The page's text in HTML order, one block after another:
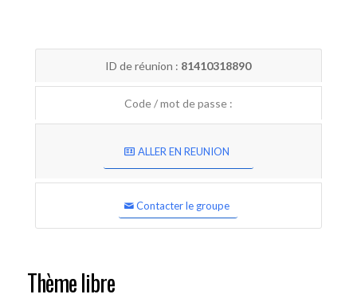
ID de réunion : 81410318890
Code / mot de passe :
ALLER EN REUNION
Contacter le groupe
Thème libre